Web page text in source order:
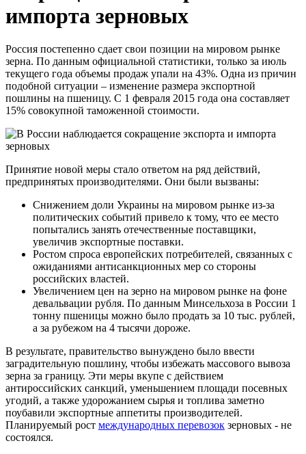
импорта зерновых
Россия постепенно сдает свои позиции на мировом рынке
зерна. По данным официальной статистики, только за июль
текущего года объемы продаж упали на 43%. Одна из причин
подобной ситуации – изменение размера экспортной
пошлины на пшеницу. С 1 февраля 2015 года она составляет
15% совокупной таможенной стоимости.
Принятие новой меры стало ответом на ряд действий,
предпринятых производителями. Они были вызваны:
Снижением доли Украины на мировом рынке из-за
политических событий привело к тому, что ее место
попытались занять отечественные поставщики,
увеличив экспортные поставки.
Ростом спроса европейских потребителей, связанных с
ожиданиями антисанкционных мер со стороны
российских властей.
Увеличением цен на зерно на мировом рынке на фоне
девальвации рубля. По данным Минсельхоза в России 1
тонну пшеницы можно было продать за 10 тыс. рублей,
а за рубежом на 4 тысячи дороже.
В результате, правительство вынуждено было ввести
заградительную пошлину, чтобы избежать массового вывоза
зерна за границу. Эти меры вкупе с действием
антироссийских санкций, уменьшением площади посевных
угодий, а также удорожанием сырья и топлива заметно
поубавили экспортные аппетиты производителей.
Планируемый рост международных перевозок зерновых - не
состоялся.